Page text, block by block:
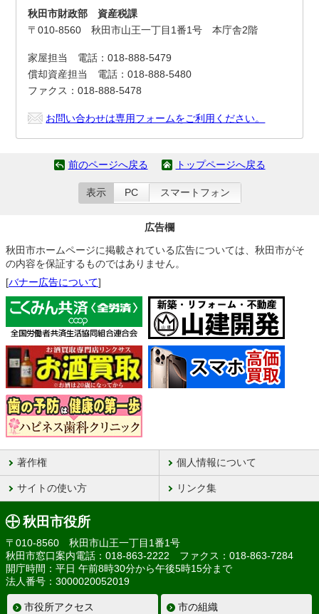
秋田市財政部 資産税課
〒010-8560 秋田市山王一丁目1番1号 本庁舎2階
家屋担当 電話：018-888-5479
償却資産担当 電話：018-888-5480
ファクス：018-888-5478
お問い合わせは専用フォームをご利用ください。
前のページへ戻る トップページへ戻る
表示 PC スマートフォン
広告欄
秋田市ホームページに掲載されている広告については、秋田市がそ
の内容を保証するものではありません。
[バナー広告について]
著作権 個人情報について
サイトの使い方 リンク集
秋田市役所
〒010-8560 秋田市山王一丁目1番1号
秋田市窓口案内電話：018-863-2222 ファクス：018-863-7284
開庁時間：平日 午前8時30分から午後5時15分まで
法人番号：3000020052019
市役所アクセス 市の組織